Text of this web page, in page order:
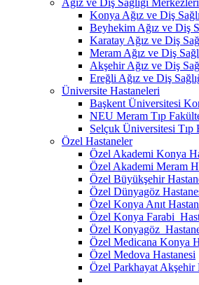
Konya Ağız ve Diş
Beyhekim Ağız ve Diş
Karatay Ağız ve Diş
Meram Ağız ve Diş
Akşehir Ağız ve Diş
Ereğli Ağız ve Diş
Üniversite Hastaneleri
Başkent Üniversitesi
NEU Meram Tıp
Selçuk Üniversitesi Tıp
Özel Hastaneler
Özel Akademi Konya
Özel Akademi Meram
Özel Büyükşehir
Özel Dünyagöz
Özel Konya Anıt
Özel Konya Farabi
Özel Konyagöz
Özel Medicana Konya
Özel Medova Hastanesi
Özel Parkhayat Akşehir